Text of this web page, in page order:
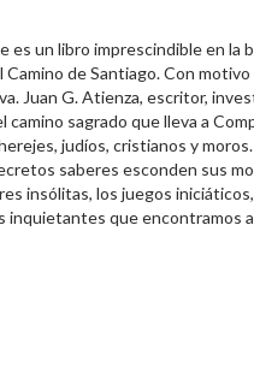
es un libro imprescindible en la
de Santiago. Con
Juan G. Atienza, escritor,
sagrado que lleva a
judíos, cristianos y
saberes esconden sus
insólitas, los juegos
que encontramos